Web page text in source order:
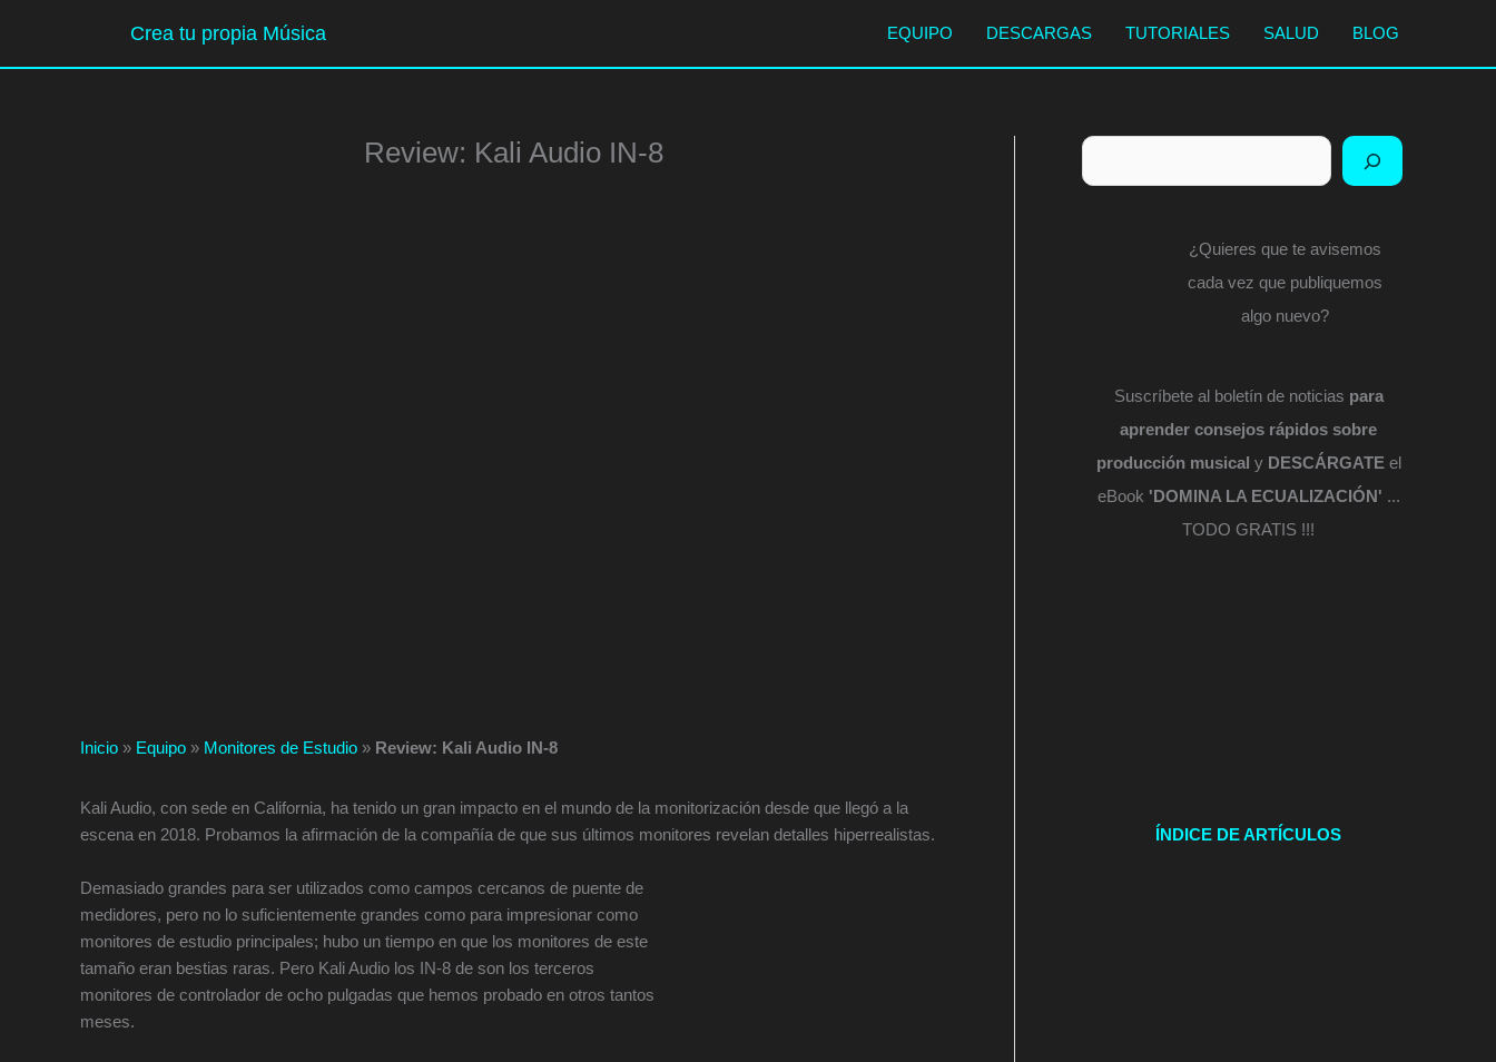
contenido
Crea tu propia Música EQUIPO DESCARGAS TUTORIALES SALUD BLOG
Review: Kali Audio IN-8
Inicio » Equipo » Monitores de Estudio » Review: Kali Audio IN-8
Kali Audio, con sede en California, ha tenido un gran impacto en el mundo de la monitorización desde que llegó a la
escena en 2018. Probamos la afirmación de la compañía de que sus últimos monitores revelan detalles hiperrealistas.
Demasiado grandes para ser utilizados como campos cercanos de puente de
medidores, pero no lo suficientemente grandes como para impresionar como
monitores de estudio principales; hubo un tiempo en que los monitores de este
tamaño eran bestias raras. Pero Kali Audio los IN-8 de son los terceros
monitores de controlador de ocho pulgadas que hemos probado en otros tantos
meses.
Buscar
¿Quieres que te avisemos
cada vez que publiquemos
algo nuevo?
Suscríbete al boletín de noticias para
aprender consejos rápidos sobre
producción musical y DESCÁRGATEel
eBook 'DOMINA LA ECUALIZACIÓN' ...
TODO GRATIS !!!
ÍNDICE DE ARTÍCULOS